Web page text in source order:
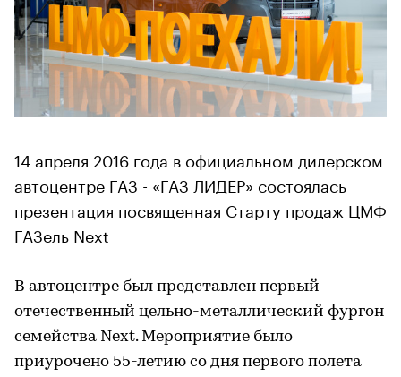
14 апреля 2016 года в официальном дилерском
автоцентре ГАЗ - «ГАЗ ЛИДЕР» состоялась
презентация посвященная Старту продаж ЦМФ
ГАЗель Next
В автоцентре был представлен первый
отечественный цельно-металлический фургон
семейства Next. Мероприятие было
приурочено 55-летию со дня первого полета